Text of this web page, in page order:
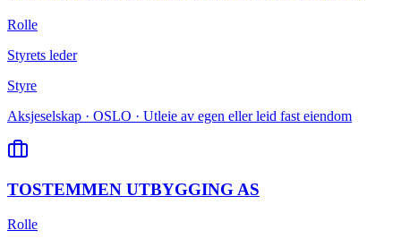
Rolle
Styrets leder
Styre
Aksjeselskap · OSLO · Utleie av egen eller leid fast eiendom
TOSTEMMEN UTBYGGING AS
Rolle